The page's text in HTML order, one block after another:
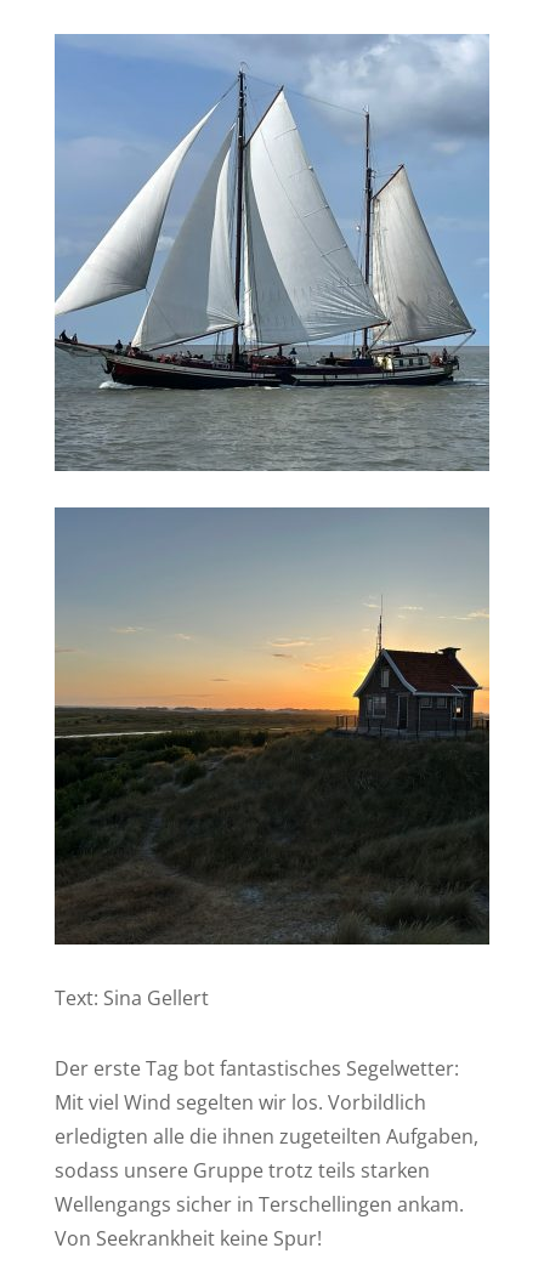
Text: Sina Gellert
Der erste Tag bot fantastisches Segelwetter:
Mit viel Wind segelten wir los. Vorbildlich
erledigten alle die ihnen zugeteilten Aufgaben,
sodass unsere Gruppe trotz teils starken
Wellengangs sicher in Terschellingen ankam.
Von Seekrankheit keine Spur!